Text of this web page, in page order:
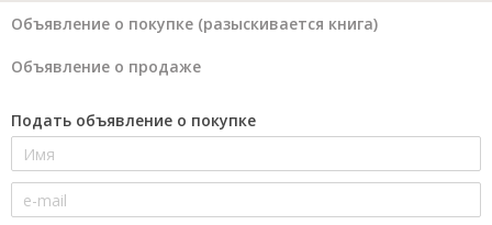
Объявление о покупке (разыскивается книга)
Объявление о продаже
Подать объявление о покупке